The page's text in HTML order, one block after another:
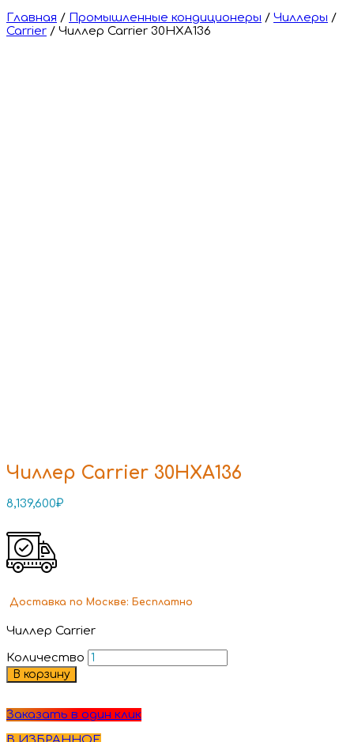
Главная / Промышленные кондиционеры / Чиллеры /
Carrier / Чиллер Carrier 30HXA136
Чиллер Carrier 30HXA136
8,139,600₽
Доставка по Москве: Бесплатно
Чиллер Carrier
Количество
В корзину
Заказать в один клик